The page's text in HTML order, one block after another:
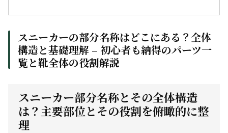
スニーカーの部分名称はどこにある？全体
構造と基礎理解 – 初心者も納得のパーツ一
覧と靴全体の役割解説
スニーカー部分名称とその全体構造
は？主要部位とその役割を俯瞰的に整
理